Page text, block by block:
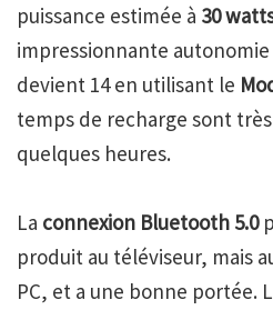
puissance estimée à 30
impressionnante
devient 14 en utilisant le
temps de recharge sont
quelques heures.
La connexion Bluetooth 5.0
produit au téléviseur, mais
PC, et a une bonne portée.